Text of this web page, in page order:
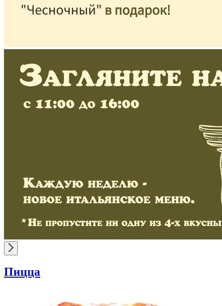
Пицца